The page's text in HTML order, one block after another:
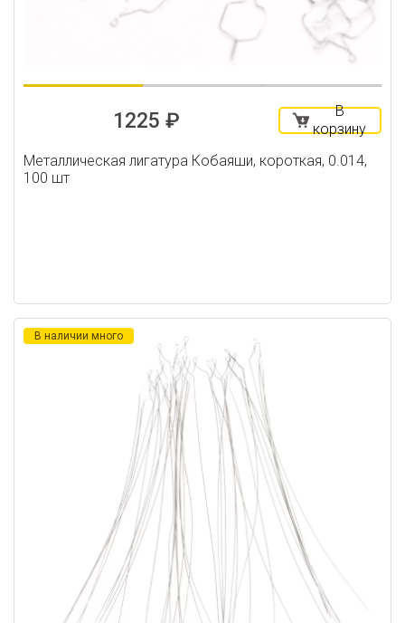
1225 ₽
В
корзину
Металлическая лигатура Кобаяши, короткая, 0.014,
100 шт
В наличии много